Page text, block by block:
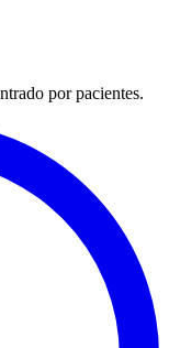
por pacientes.